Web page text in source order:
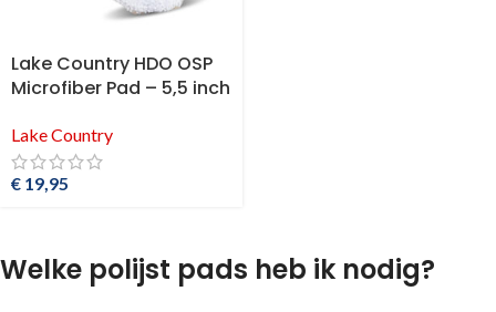
Lake Country HDO OSP
Microfiber Pad – 5,5 inch
Lake Country
€ 19,95
Welke polijst pads heb ik nodig?